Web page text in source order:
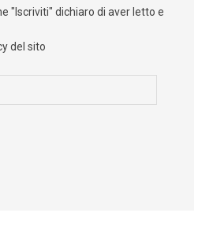
"Iscriviti" dichiaro di aver letto e
del sito